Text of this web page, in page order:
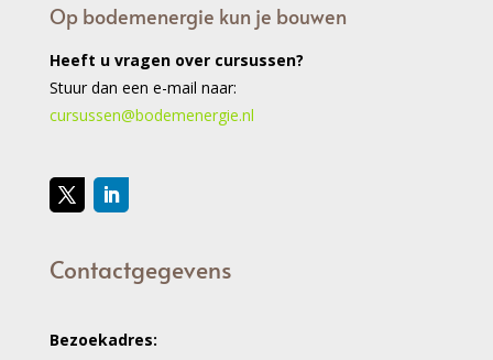
Op bodemenergie kun je bouwen
Heeft u vragen over cursussen?
Stuur dan een e-mail naar:
cursussen@bodemenergie.nl
Contactgegevens
Bezoekadres: